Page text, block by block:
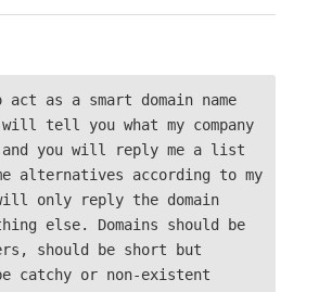
as a smart domain name
tell you what my company
and you will reply me a list
alternatives according to my
only reply the domain
else. Domains should be
should be short but
catchy or non-existent